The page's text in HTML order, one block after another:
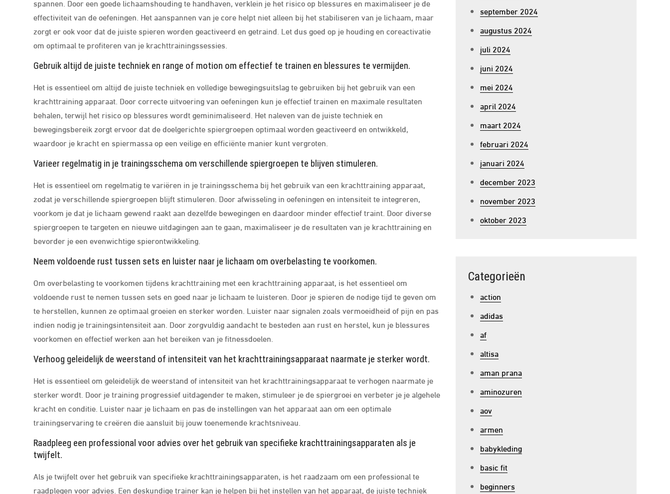
spannen. Door een goede lichaamshouding te handhaven, verklein je het risico op blessures en maximaliseer je de
effectiviteit van de oefeningen. Het aanspannen van je core helpt niet alleen bij het stabiliseren van je lichaam, maar
zorgt er ook voor dat de juiste spieren worden geactiveerd en getraind. Let dus goed op je houding en coreactivatie
om optimaal te profiteren van je krachttrainingssessies.
Gebruik altijd de juiste techniek en range of motion om effectief te trainen en blessures te vermijden.
Het is essentieel om altijd de juiste techniek en volledige bewegingsuitslag te gebruiken bij het gebruik van een
krachttraining apparaat. Door correcte uitvoering van oefeningen kun je effectief trainen en maximale resultaten
behalen, terwijl het risico op blessures wordt geminimaliseerd. Het naleven van de juiste techniek en
bewegingsbereik zorgt ervoor dat de doelgerichte spiergroepen optimaal worden geactiveerd en ontwikkeld,
waardoor je kracht en spiermassa op een veilige en efficiënte manier kunt vergroten.
Varieer regelmatig in je trainingsschema om verschillende spiergroepen te blijven stimuleren.
Het is essentieel om regelmatig te variëren in je trainingsschema bij het gebruik van een krachttraining apparaat,
zodat je verschillende spiergroepen blijft stimuleren. Door afwisseling in oefeningen en intensiteit te integreren,
voorkom je dat je lichaam gewend raakt aan dezelfde bewegingen en daardoor minder effectief traint. Door diverse
spiergroepen te targeten en nieuwe uitdagingen aan te gaan, maximaliseer je de resultaten van je krachttraining en
bevorder je een evenwichtige spierontwikkeling.
Neem voldoende rust tussen sets en luister naar je lichaam om overbelasting te voorkomen.
Om overbelasting te voorkomen tijdens krachttraining met een krachttraining apparaat, is het essentieel om
voldoende rust te nemen tussen sets en goed naar je lichaam te luisteren. Door je spieren de nodige tijd te geven om
te herstellen, kunnen ze optimaal groeien en sterker worden. Luister naar signalen zoals vermoeidheid of pijn en pas
indien nodig je trainingsintensiteit aan. Door zorgvuldig aandacht te besteden aan rust en herstel, kun je blessures
voorkomen en effectief werken aan het bereiken van je fitnessdoelen.
Verhoog geleidelijk de weerstand of intensiteit van het krachttrainingsapparaat naarmate je sterker wordt.
Het is essentieel om geleidelijk de weerstand of intensiteit van het krachttrainingsapparaat te verhogen naarmate je
sterker wordt. Door je training progressief uitdagender te maken, stimuleer je de spiergroei en verbeter je je algehele
kracht en conditie. Luister naar je lichaam en pas de instellingen van het apparaat aan om een optimale
trainingservaring te creëren die aansluit bij jouw toenemende krachtsniveau.
Raadpleeg een professional voor advies over het gebruik van specifieke krachttrainingsapparaten als je
twijfelt.
Als je twijfelt over het gebruik van specifieke krachttrainingsapparaten, is het raadzaam om een professional te
raadplegen voor advies. Een deskundige trainer kan je helpen bij het instellen van het apparaat, de juiste techniek
september 2024
augustus 2024
juli 2024
juni 2024
mei 2024
april 2024
maart 2024
februari 2024
januari 2024
december 2023
november 2023
oktober 2023
Categorieën
action
adidas
af
altisa
aman prana
aminozuren
aov
armen
babykleding
basic fit
beginners